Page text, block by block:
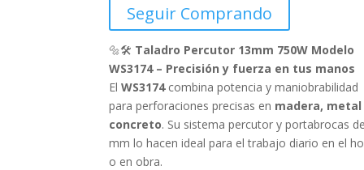
cantidad
Seguir Comprando
🔩🛠️ Taladro Percutor 13mm 750W Modelo
WS3174 – Precisión y fuerza en tus manos
ElWS3174combina potencia y maniobrabilidad
para perforaciones precisas en madera, metal
concreto. Su sistema percutor y portabrocas
mm lo hacen ideal para el trabajo diario en el
o en obra.